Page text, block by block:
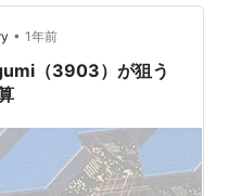
リスク・手数料などにつ
書面を参照してくださ
• 1年前
（3903）が狙う